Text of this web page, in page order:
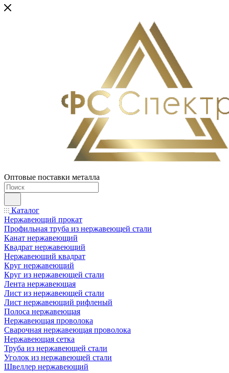
Оптовые поставки металла
Каталог
Нержавеющий прокат
Профильная труба из нержавеющей стали
Канат нержавеющий
Квадрат нержавеющий
Нержавеющий квадрат
Круг нержавеющий
Круг из нержавеющей стали
Лента нержавеющая
Лист из нержавеющей стали
Лист нержавеющий рифленый
Полоса нержавеющая
Нержавеющая проволока
Сварочная нержавеющая проволока
Нержавеющая сетка
Труба из нержавеющей стали
Уголок из нержавеющей стали
Швеллер нержавеющий